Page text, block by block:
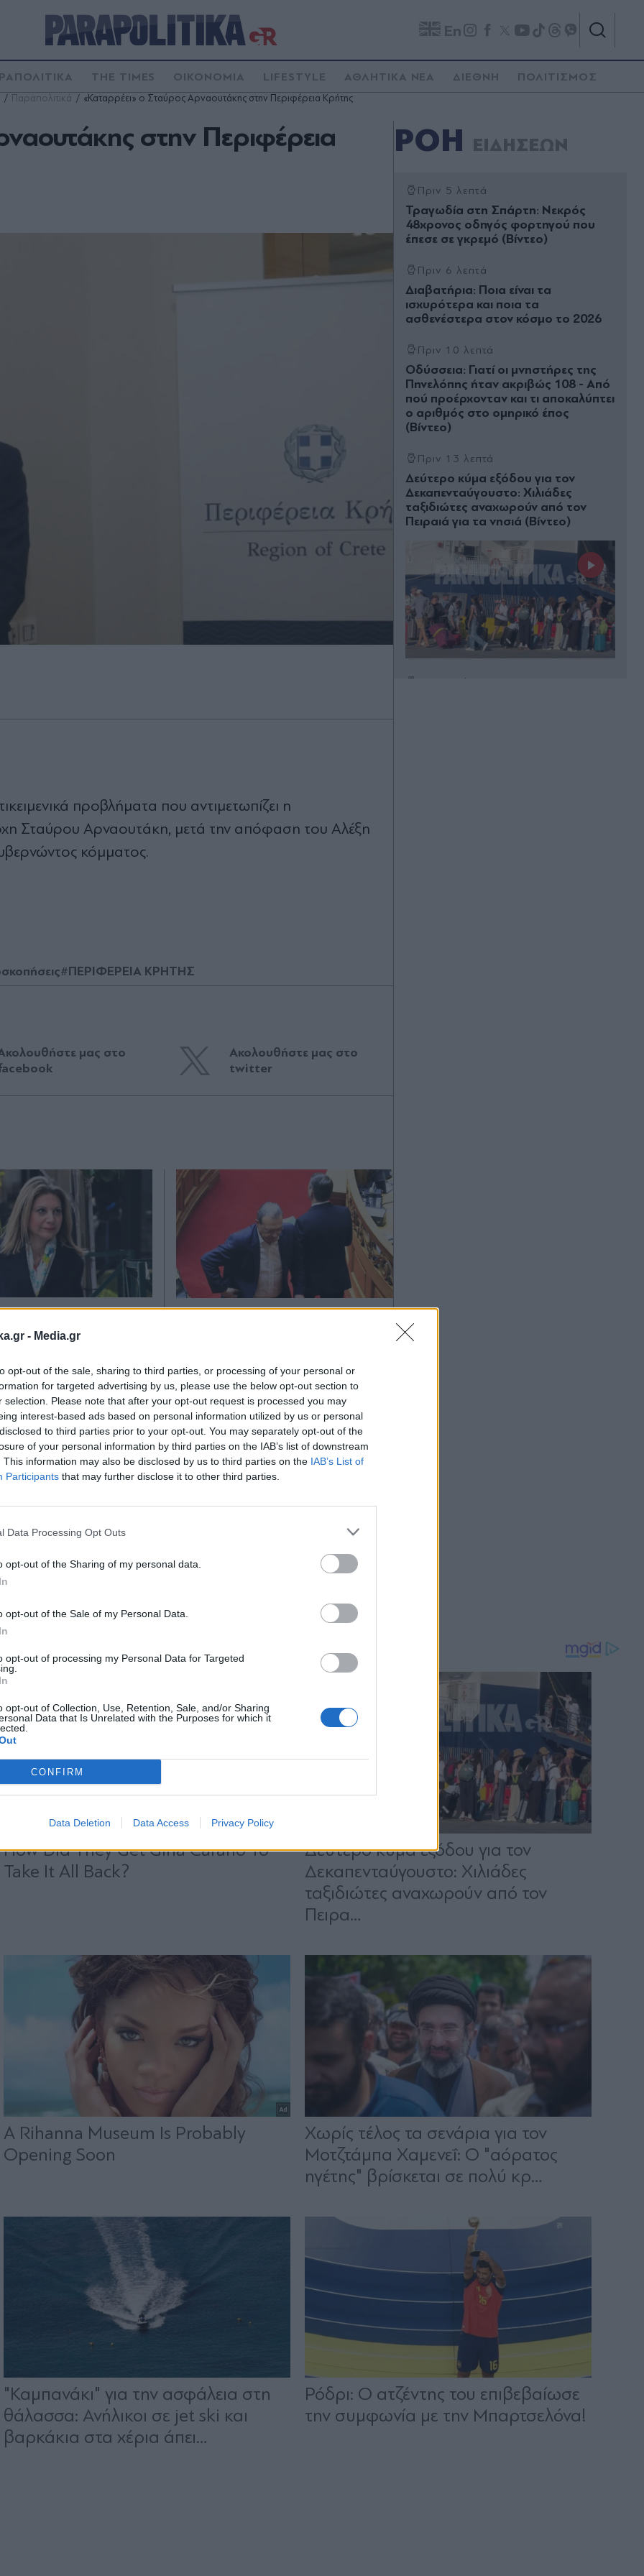
- Media.gr
opt-out of the sale, sharing to third parties, or processing of your personal or
for targeted advertising by us, please use the below opt-out section to
selection. Please note that after your opt-out request is processed you may
interest-based ads based on personal information utilized by us or personal
to third parties prior to your opt-out. You may separately opt-out of the
of your personal information by third parties on the IAB’s list of downstream
This information may also be disclosed by us to third parties on the IAB’s List of
Participants that may further disclose it to other third parties.
Data Processing Opt Outs
opt-out of the Sharing of my personal data.
opt-out of the Sale of my Personal Data.
opt-out of processing my Personal Data for Targeted
opt-out of Collection, Use, Retention, Sale, and/or Sharing
Data that Is Unrelated with the Purposes for which it
CONFIRM
Data Deletion Data Access Privacy Policy
En
THE TIMES ΟΙΚΟΝΟΜΙΑ LIFESTYLE ΑΘΛΗΤΙΚΑ ΝΕΑ ΔΙΕΘΝΗ ΠΟΛΙΤΙΣΜΟΣ
Παραπολιτικά «Καταρρέει» ο Σταύρος Αρναουτάκης στην Περιφέρεια Κρήτης
στην Περιφέρεια
προβλήματα που αντιμετωπίζει η
Σταύρου Αρναουτάκη, μετά την απόφαση του Αλέξη
κόμματος.
#ΠΕΡΙΦΕΡΕΙΑ ΚΡΗΤΗΣ
μας στο
Ακολουθήστε μας στο
twitter
NEWSROOM
δημοσκοπήσεις
δυνάμει κόμμα της
των Τεµπών" - Οι
για τις αμβλώσεις
που της
την πλάτη
στην αντιπολίτευση και
τρομακτικά πρώτα νούμερα
του 2026 για ΠΑΣΟΚ και
ΣΥΡΙΖΑ
ΡΟΗ ΕΙΔΗΣΕΩΝ
Πριν 5 λεπτά
Τραγωδία στη Σπάρτη: Νεκρός
48χρονος οδηγός φορτηγού που
έπεσε σε γκρεμό (Βίντεο)
Πριν 6 λεπτά
Διαβατήρια: Ποια είναι τα
ισχυρότερα και ποια τα
ασθενέστερα στον κόσμο το 2026
Πριν 10 λεπτά
Οδύσσεια: Γιατί οι μνηστήρες της
Πηνελόπης ήταν ακριβώς 108 - Από
πού προέρχονταν και τι αποκαλύπτει
ο αριθμός στο ομηρικό έπος
(Βίντεο)
Πριν 13 λεπτά
Δεύτερο κύμα εξόδου για τον
Δεκαπενταύγουστο: Χιλιάδες
ταξιδιώτες αναχωρούν από τον
Πειραιά για τα νησιά (Βίντεο)
Πριν 16 λεπτά
newsletter
Αποδέχομαι τουςόρους χρήσης